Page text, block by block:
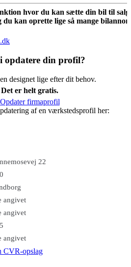
hvor du kan sætte din bil til salg
kan oprette lige så mange
opdatere din profil?
designet lige efter dit behov.
Det er helt gratis.
Opdater firmaprofil
af en værkstedsprofil her:
22
angivet
angivet
angivet
CVR-opslag